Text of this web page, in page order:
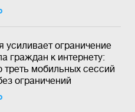
усиливает ограничение
граждан к интернету:
треть мобильных сессий
ограничений